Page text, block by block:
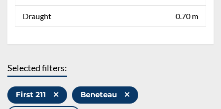
Draught 0.70 m
Selected filters:
First 211 Beneteau